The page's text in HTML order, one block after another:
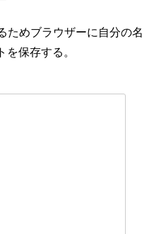
ためブラウザーに自分の名
保存する。